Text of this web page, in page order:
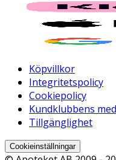
Köpvillkor
Integritetspolicy
Cookiepolicy
Kundklubbens
Tillgänglighet
Cookieinställningar